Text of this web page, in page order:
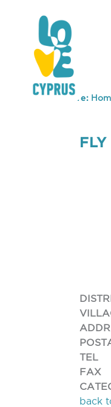
You are here:
TEL
FAX
back